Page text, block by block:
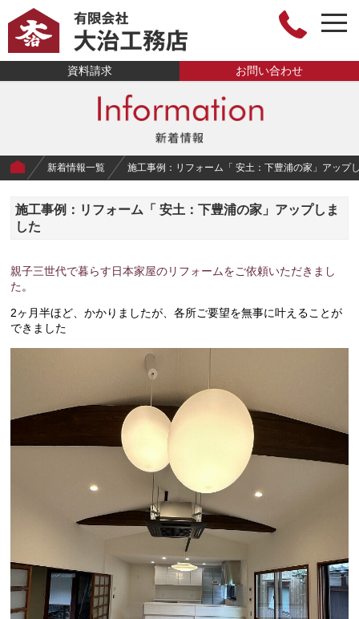
有限会社大治工
資料請求 お問い合わせ
新着情報一覧 施工事例：リフォーム「 安土：下豊浦の家」アップ
施工事例：リフォーム「 安土：下豊浦の家」アップしま
した
親子三世代で暮らす日本家屋のリフォームをご依頼いただきまし
た 。
2ヶ月半ほど、かかりましたが、各所ご要望を無事に叶えることが
できました